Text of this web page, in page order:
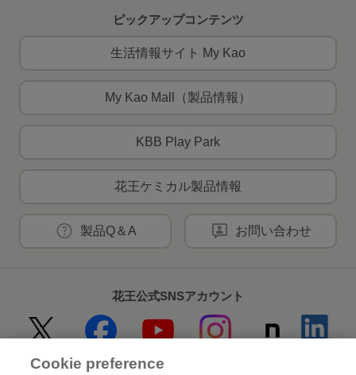
ピックアップコンテンツ
生活情報サイト My Kao
My Kao Mall（製品情報）
KBB Play Park
花王ケミカル製品情報
製品Q＆A お問い合わせ
花王公式SNSアカウント
Cookie preference